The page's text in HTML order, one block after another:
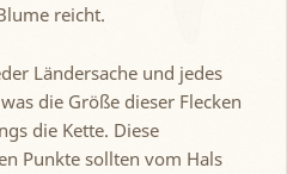
reicht.
Ländersache und jedes
die Größe dieser Flecken
die Kette. Diese
Punkte sollten vom Hals